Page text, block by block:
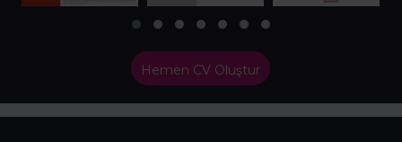
Hemen CV Oluştur